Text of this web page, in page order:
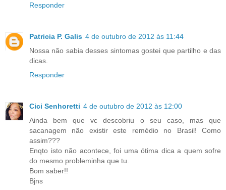
Responder
Patricia P. Galis 4 de outubro de 2012 às 11:44
Nossa não sabia desses sintomas gostei que partilho e das
dicas.
Responder
Cici Senhoretti 4 de outubro de 2012 às 12:00
Ainda bem que vc descobriu o seu caso, mas que
sacanagem não existir este remédio no Brasil! Como
assim???
Enqto isto não acontece, foi uma ótima dica a quem sofre
do mesmo probleminha que tu.
Bom saber!!
Bjns